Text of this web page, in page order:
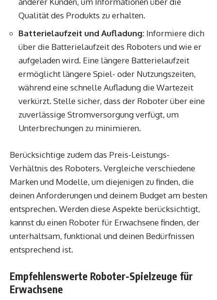
Qualität des Produkts zu erhalten.
Batterielaufzeit und Aufladung: Informiere dich
über die Batterielaufzeit des Roboters und wie er
aufgeladen wird. Eine längere Batterielaufzeit
ermöglicht längere Spiel- oder Nutzungszeiten,
während eine schnelle Aufladung die Wartezeit
verkürzt. Stelle sicher, dass der Roboter über eine
zuverlässige Stromversorgung verfügt, um
Unterbrechungen zu minimieren.
Berücksichtige zudem das Preis-Leistungs-
Verhältnis des Roboters. Vergleiche verschiedene
Marken und Modelle, um diejenigen zu finden, die
deinen Anforderungen und deinem Budget am besten
entsprechen. Werden diese Aspekte berücksichtigt,
kannst du einen Roboter für Erwachsene finden, der
unterhaltsam, funktional und deinen Bedürfnissen
entsprechend ist.
Empfehlenswerte Roboter-Spielzeuge für
Erwachsene